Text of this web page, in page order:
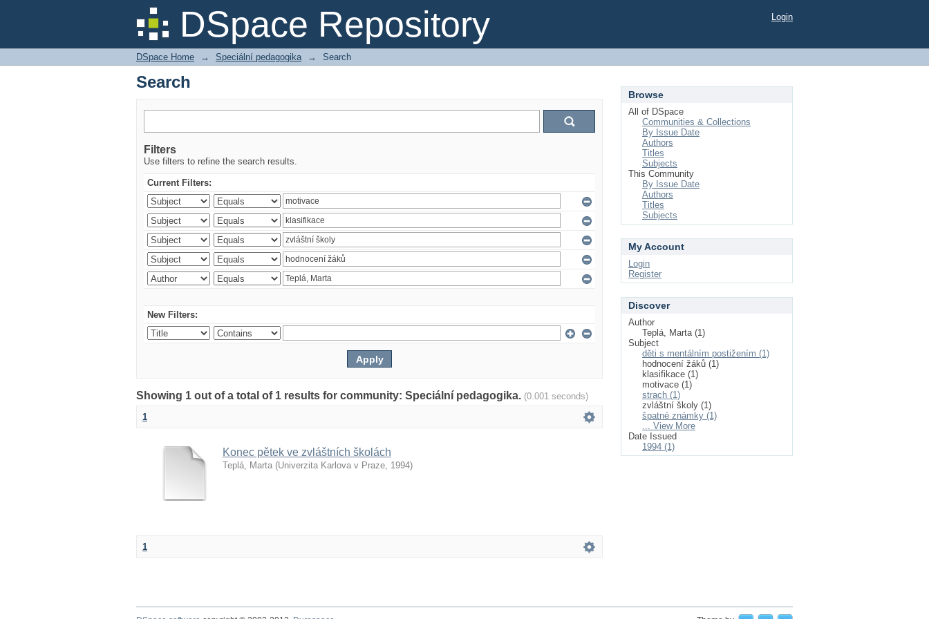
DSpace Repository
Search Login
DSpace Home → Speciální pedagogika → Search
Search
Filters
Use filters to refine the search results.
Current Filters:
New Filters:
Showing 1 out of a total of 1 results for community: Speciální pedagogika. (0.001 seconds)
1
Konec pětek ve zvláštních školách
Teplá, Marta (Univerzita Karlova v Praze, 1994)
1
Browse
All of DSpace
Communities & Collections
By Issue Date
Authors
Titles
Subjects
This Community
By Issue Date
Authors
Titles
Subjects
My Account
Login
Register
Discover
Author
Teplá, Marta (1)
Subject
děti s mentálním postižením (1)
hodnocení žáků (1)
klasifikace (1)
motivace (1)
strach (1)
zvláštní školy (1)
špatné známky (1)
... View More
Date Issued
1994 (1)